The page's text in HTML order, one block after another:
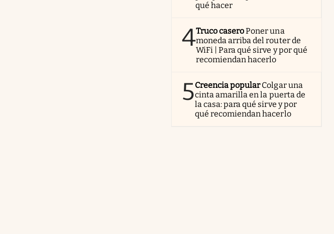
qué hacer
4Truco caseroPoner una
moneda arriba del router de
WiFi | Para qué sirve y por qué
recomiendan hacerlo
5Creencia popularColgar una
cinta amarilla en la puerta de
la casa: para qué sirve y por
qué recomiendan hacerlo